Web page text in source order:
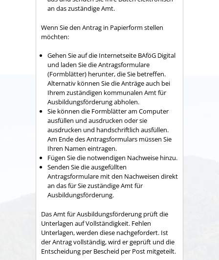
an das zuständige Amt.
Wenn Sie den Antrag in Papierform stellen
möchten:
Gehen Sie auf die Internetseite BAföG Digital
und laden Sie die Antragsformulare
(Formblätter) herunter, die Sie betreffen.
Alternativ können Sie die Anträge auch bei
Ihrem zuständigen kommunalen Amt für
Ausbildungsförderung abholen.
Sie können die Formblätter am Computer
ausfüllen und ausdrucken oder sie
ausdrucken und handschriftlich ausfüllen.
Am Ende des Antragsformulars müssen Sie
Ihren Namen eintragen.
Fügen Sie die notwendigen Nachweise hinzu.
Senden Sie die ausgefüllten
Antragsformulare mit den Nachweisen direkt
an das für Sie zuständige Amt für
Ausbildungsförderung.
Das Amt für Ausbildungsförderung prüft die
Unterlagen auf Vollständigkeit. Fehlen
Unterlagen, werden diese nachgefordert. Ist
der Antrag vollständig, wird er geprüft und die
Entscheidung per Bescheid per Post mitgeteilt.